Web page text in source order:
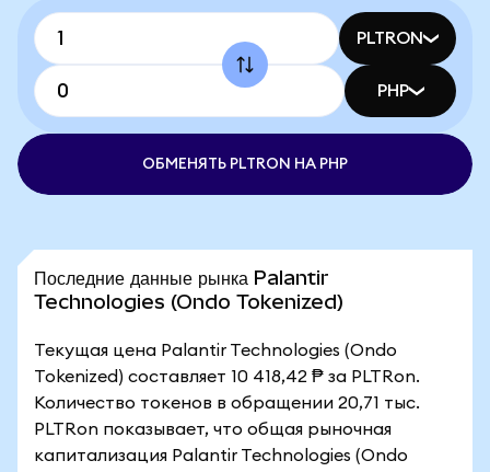
PLTRON
PHP
ОБМЕНЯТЬ PLTRON НА PHP
Последние данные рынка Palantir
Technologies (Ondo Tokenized)
Текущая цена Palantir Technologies (Ondo
Tokenized) составляет 10 418,42 ₱ за PLTRon.
Количество токенов в обращении 20,71 тыс.
PLTRon показывает, что общая рыночная
капитализация Palantir Technologies (Ondo